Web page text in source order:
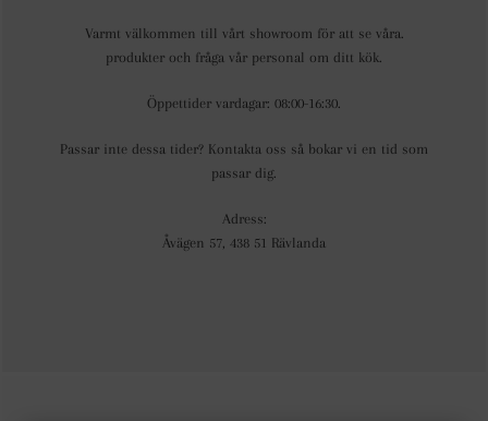
Varmt välkommen till vårt showroom för att se våra.
produkter och fråga vår personal om ditt kök.
Öppettider vardagar: 08:00-16:30.
Passar inte dessa tider? Kontakta oss så bokar vi en tid som
passar dig.
Adress:
Åvägen 57, 438 51 Rävlanda